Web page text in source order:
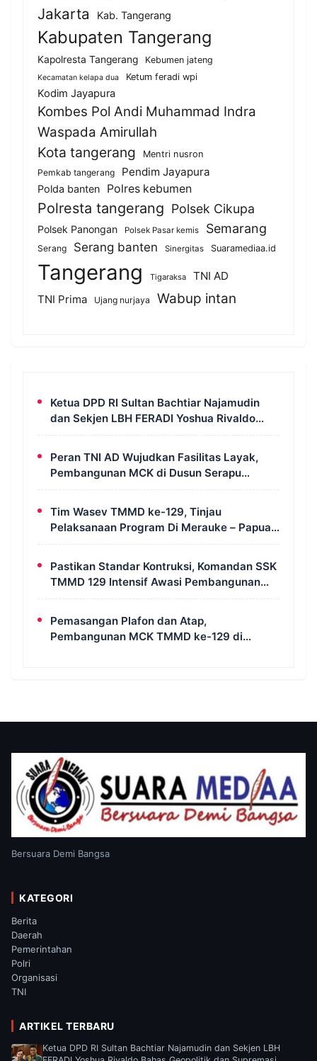
Jakarta Kab. Tangerang
Kabupaten Tangerang
Kapolresta Tangerang Kebumen jateng
Kecamatan kelapa dua Ketum feradi wpi
Kodim Jayapura
Kombes Pol Andi Muhammad Indra
Waspada Amirullah
Kota tangerang
Mentri nusron
Pemkab tangerang
Pendim Jayapura
Polda banten Polres kebumen
Polresta tangerang Polsek Cikupa
Polsek Panongan Polsek Pasar kemis Semarang
Serang Serang banten Sinergitas Suaramediaa.id
Tangerang Tigaraksa
TNI AD
TNI Prima
Ujang nurjaya Wabup intan
Ketua DPD RI Sultan Bachtiar Najamudin
dan Sekjen LBH FERADI Yoshua Rivaldo
Bahas Geopolitik dan Supremasi Hukum
Peran TNI AD Wujudkan Fasilitas Layak,
Pembangunan MCK di Dusun Serapu
Rampung Dikerjakan
Tim Wasev TMMD ke-129, Tinjau
Pelaksanaan Program Di Merauke – Papua
Selatan
Pastikan Standar Kontruksi, Komandan SSK
TMMD 129 Intensif Awasi Pembangunan
MCK di Wanam
Pemasangan Plafon dan Atap,
Pembangunan MCK TMMD ke-129 di
Bersuara Demi Bangsa
KATEGORI
Berita
Daerah
Pemerintahan
Polri
Organisasi
TNI
ARTIKEL TERBARU
Ketua DPD RI Sultan Bachtiar Najamudin dan Sekjen LBH